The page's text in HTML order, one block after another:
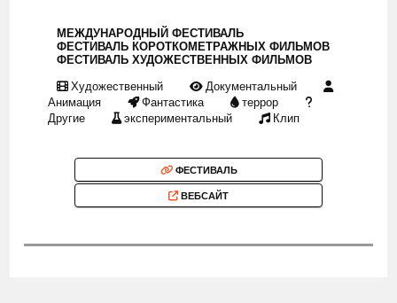
МЕЖДУНАРОДНЫЙ ФЕСТИВАЛЬ
ФЕСТИВАЛЬ КОРОТКОМЕТРАЖНЫХ ФИЛЬМОВ
ФЕСТИВАЛЬ ХУДОЖЕСТВЕННЫХ ФИЛЬМОВ
Художественный
Документальный
Анимация
Фантастика
террор
Другие
экспериментальный Клип
ФЕСТИВАЛЬ
ВЕБСАЙТ